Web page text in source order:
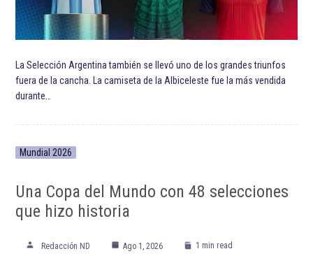
La Selección Argentina también se llevó uno de los grandes triunfos
fuera de la cancha. La camiseta de la Albiceleste fue la más vendida
durante…
Mundial 2026
Una Copa del Mundo con 48 selecciones
que hizo historia
Redacción ND Ago 1, 2026 1 min read